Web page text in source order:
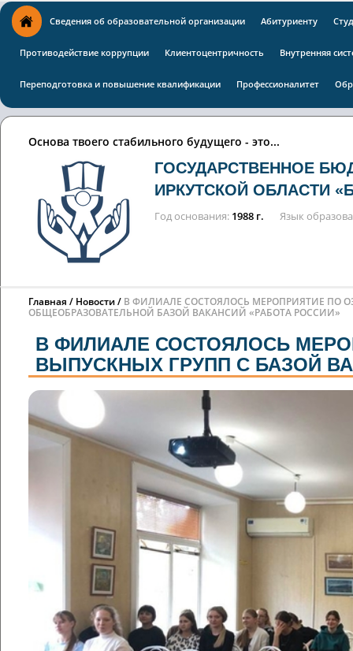
Сведения об образовательной организации Абитуриенту
Противодействие коррупции Клиентоцентричность Внутренняя
Переподготовка и повышение квалификации Профессионалитет
Основа твоего стабильного будущего - это...
ГОСУДАРСТВЕННОЕ
ИРКУТСКОЙ ОБЛАСТИ
Год основания 1988 г. Язык
Главная Новости
В ФИЛИАЛЕ СОСТОЯЛОСЬ МЕРОПРИЯТИЕ ПО
ОБЩЕОБРАЗОВАТЕЛЬНОЙ БАЗОЙ ВАКАНСИЙ «РАБОТА РОССИИ»
В ФИЛИАЛЕ СОСТОЯЛОСЬ
ВЫПУСКНЫХ ГРУПП С БАЗОЙ